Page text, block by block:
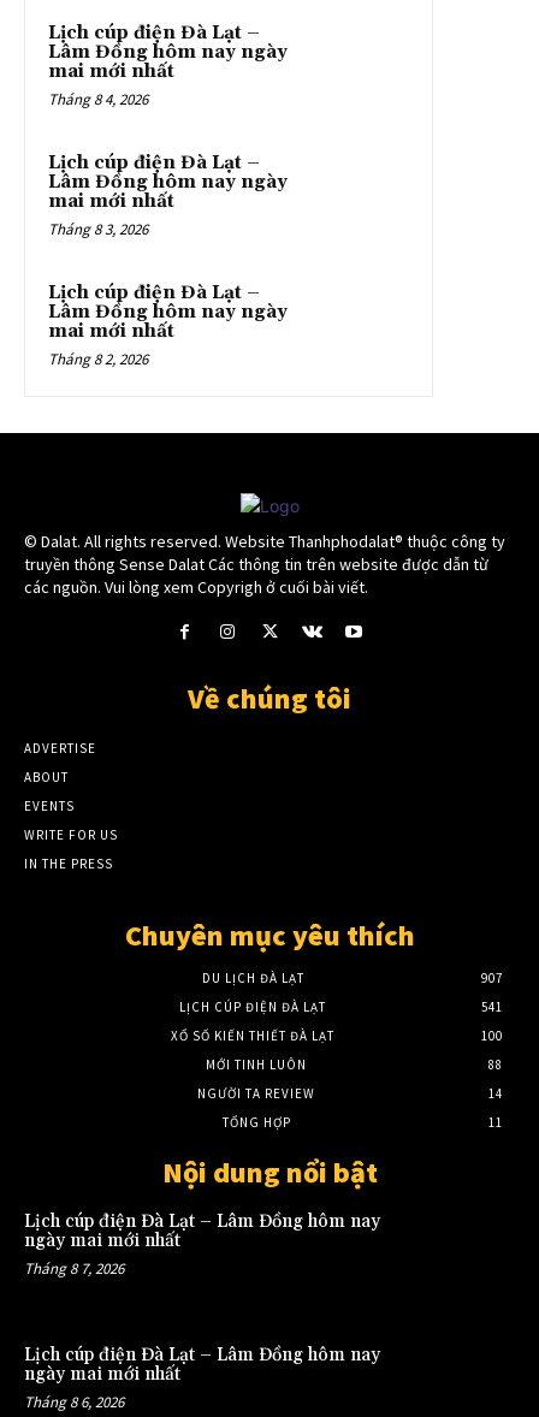
Lịch cúp điện Đà Lạt –
Lâm Đồng hôm nay ngày
mai mới nhất
Tháng 8 4, 2026
Lịch cúp điện Đà Lạt –
Lâm Đồng hôm nay ngày
mai mới nhất
Tháng 8 3, 2026
Lịch cúp điện Đà Lạt –
Lâm Đồng hôm nay ngày
mai mới nhất
Tháng 8 2, 2026
© Dalat. All rights reserved. Website Thanhphodalat® thuộc công ty
truyền thông Sense Dalat Các thông tin trên website được dẫn từ
các nguồn. Vui lòng xem Copyrigh ở cuối bài viết.
Về chúng tôi
ADVERTISE
ABOUT
EVENTS
WRITE FOR US
IN THE PRESS
Chuyên mục yêu thích
DU LỊCH ĐÀ LẠT
907
LỊCH CÚP ĐIỆN ĐÀ LẠT
541
XỔ SỐ KIẾN THIẾT ĐÀ LẠT
100
MỚI TINH LUÔN
88
NGƯỜI TA REVIEW
14
TỔNG HỢP
11
Nội dung nổi bật
Lịch cúp điện Đà Lạt – Lâm Đồng hôm nay
ngày mai mới nhất
Tháng 8 7, 2026
Lịch cúp điện Đà Lạt – Lâm Đồng hôm nay
ngày mai mới nhất
Tháng 8 6, 2026